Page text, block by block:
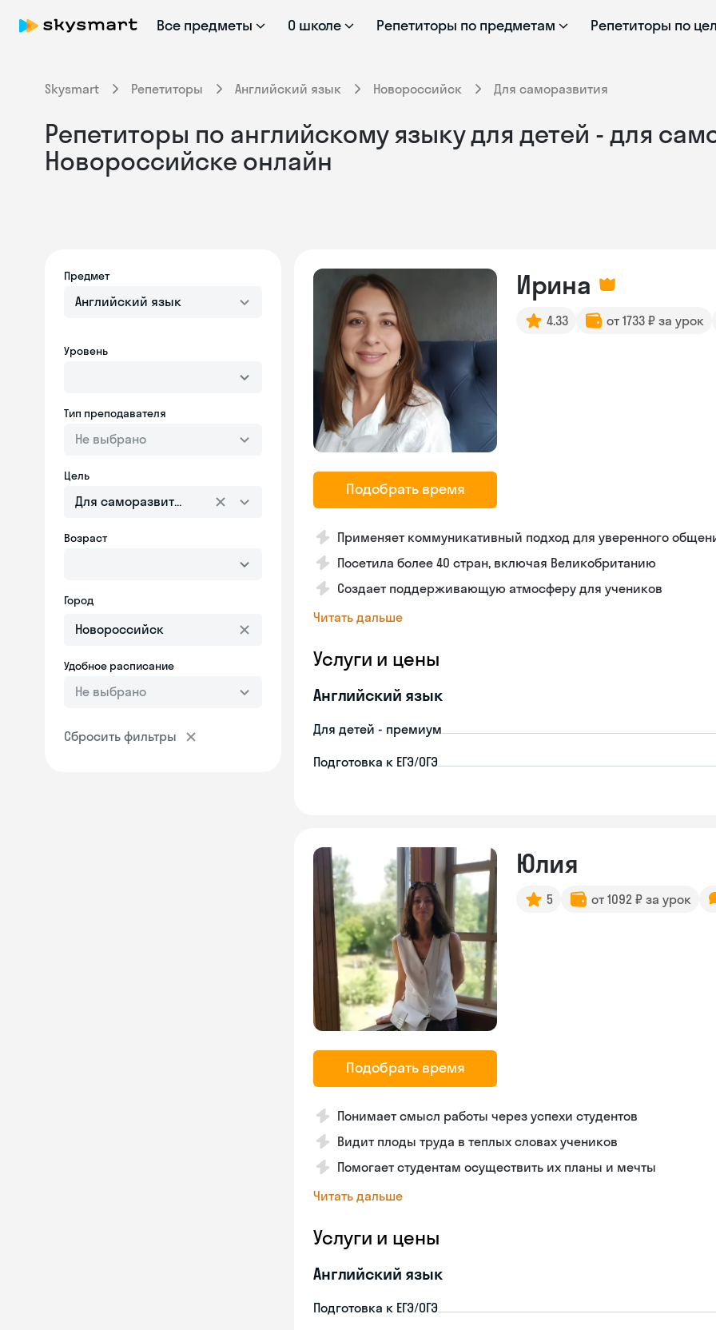
Все предметы О школе Репетиторы по предметам Репетиторы по
Skysmart Репетиторы Английский язык Новороссийск Для саморазвития
Репетиторы по английскому языку для детей - для
Новороссийске онлайн
Предмет
Английский язык
Уровень
Тип преподавателя
Не выбрано
Цель
Для саморазвития
Возраст
Город
Удобное расписание
Не выбрано
Сбросить фильтры
Подобрать время
Ирина
4.33 от 1733 ₽ за урок
Применяет коммуникативный подход для уверенного
Посетила более 40 стран, включая Великобританию
Создает поддерживающую атмосферу для учеников
Читать дальше
Услуги и цены
Английский язык
Для детей - премиум
Подготовка к ЕГЭ/ОГЭ
Подобрать время
Юлия
5 от 1092 ₽ за урок
Понимает смысл работы через успехи студентов
Видит плоды труда в теплых словах учеников
Помогает студентам осуществить их планы и мечты
Читать дальше
Услуги и цены
Английский язык
Подготовка к ЕГЭ/ОГЭ